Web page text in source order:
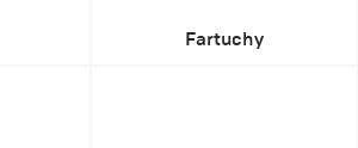
Fartuchy